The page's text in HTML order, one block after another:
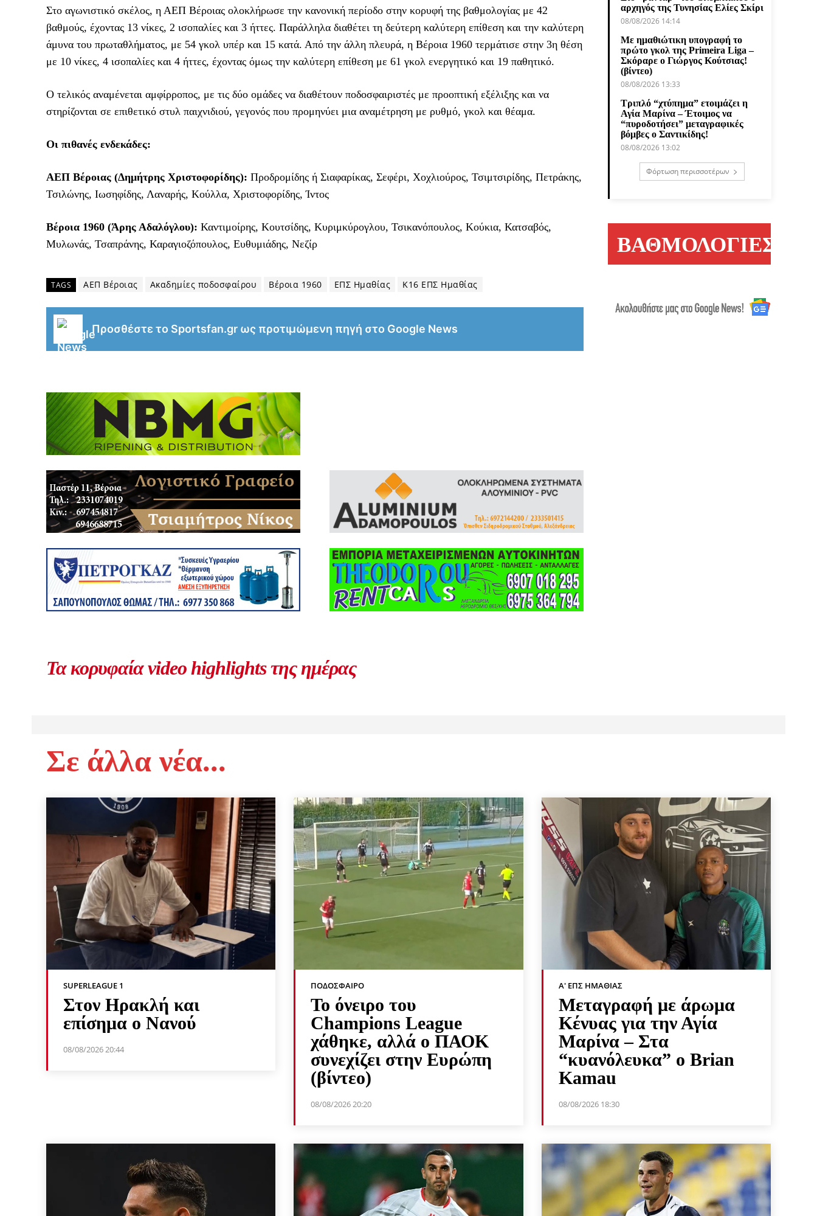
Στο αγωνιστικό σκέλος, η ΑΕΠ Βέροιας ολοκλήρωσε την κανονική περίοδο στην κορυφή της βαθμολογίας με 42
βαθμούς, έχοντας 13 νίκες, 2 ισοπαλίες και 3 ήττες. Παράλληλα διαθέτει τη δεύτερη καλύτερη επίθεση και την καλύτερη
άμυνα του πρωταθλήματος, με 54 γκολ υπέρ και 15 κατά. Από την άλλη πλευρά, η Βέροια 1960 τερμάτισε στην 3η θέση
με 10 νίκες, 4 ισοπαλίες και 4 ήττες, έχοντας όμως την καλύτερη επίθεση με 61 γκολ ενεργητικό και 19 παθητικό.
Ο τελικός αναμένεται αμφίρροπος, με τις δύο ομάδες να διαθέτουν ποδοσφαιριστές με προοπτική εξέλιξης και να
στηρίζονται σε επιθετικό στυλ παιχνιδιού, γεγονός που προμηνύει μια αναμέτρηση με ρυθμό, γκολ και θέαμα.
Οι πιθανές ενδεκάδες:
ΑΕΠ Βέροιας (Δημήτρης Χριστοφορίδης): Προδρομίδης ή Σιαφαρίκας, Σεφέρι, Χοχλιούρος, Τσιμτσιρίδης, Πετράκης,
Τσιλώνης, Ιωσηφίδης, Λαναρής, Κούλλα, Χριστοφορίδης, Ίντος
Βέροια 1960 (Άρης Αδαλόγλου): Καντιμοίρης, Κουτσίδης, Κυριμκύρογλου, Τσικανόπουλος, Κούκια, Κατσαβός,
Μυλωνάς, Τσαπράνης, Καραγιοζόπουλος, Ευθυμιάδης, Νεζίρ
TAGS ΑΕΠ Βέροιας Ακαδημίες ποδοσφαίρου Βέροια 1960 ΕΠΣ Ημαθίας Κ16 ΕΠΣ Ημαθίας
Προσθέστε το Sportsfan.gr ως προτιμώμενη πηγή στο Google News
Τα κορυφαία video highlights της ημέρας
αρχηγός της Τυνησίας Ελίες Σκίρι
08/08/2026 14:14
Με ημαθιώτικη υπογραφή το
πρώτο γκολ της Primeira Liga –
Σκόραρε ο Γιώργος Κούτσιας!
(βίντεο)
08/08/2026 13:33
Τριπλό “χτύπημα” ετοιμάζει η
Αγία Μαρίνα – Έτοιμος να
“πυροδοτήσει” μεταγραφικές
βόμβες ο Σαντικίδης!
08/08/2026 13:02
Φόρτωση περισσοτέρων
ΒΑΘΜΟΛΟΓΙΕΣ
Σε άλλα νέα...
SUPERLEAGUE 1
Στον Ηρακλή και
επίσημα ο Νανού
08/08/2026 20:44
ΠΟΔΌΣΦΑΙΡΟ
Το όνειρο του
Champions League
χάθηκε, αλλά ο ΠΑΟΚ
συνεχίζει στην Ευρώπη
(βίντεο)
08/08/2026 20:20
Α' ΕΠΣ ΗΜΑΘΊΑΣ
Μεταγραφή με άρωμα
Κένυας για την Αγία
Μαρίνα – Στα
“κυανόλευκα” ο Brian
Kamau
08/08/2026 18:30